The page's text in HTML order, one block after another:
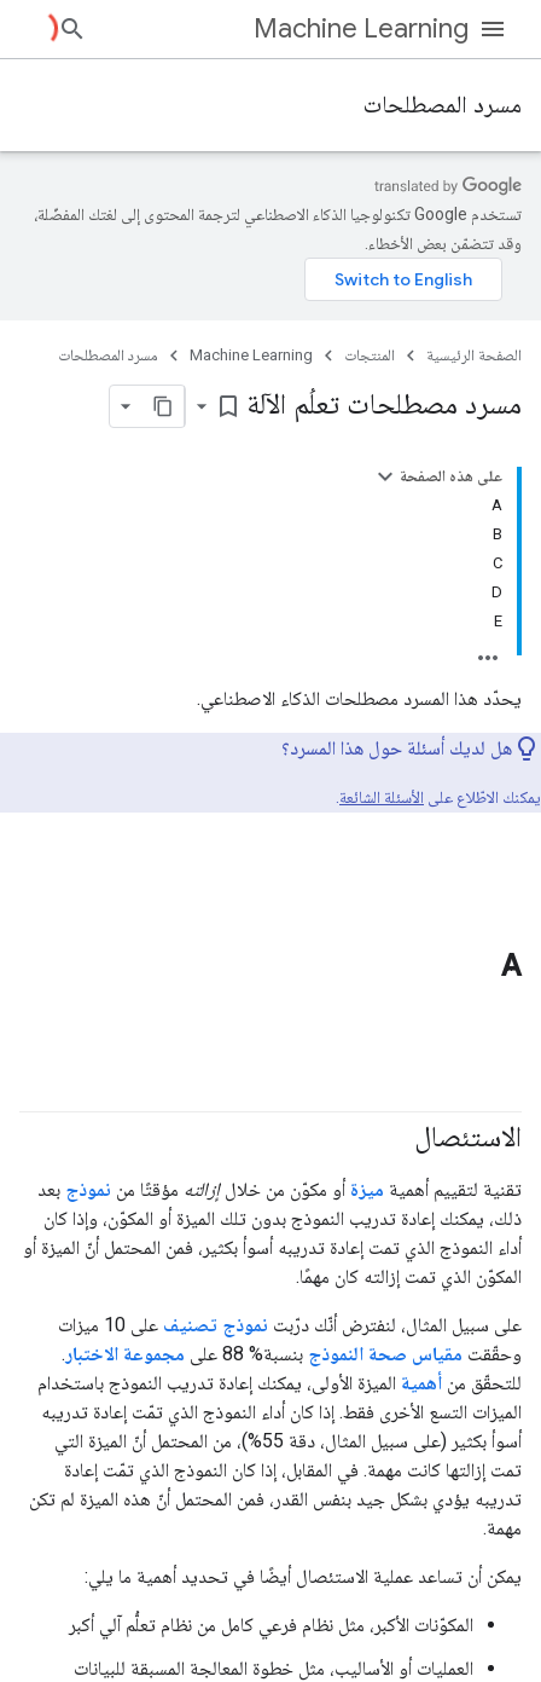
Machine Learning
مسرد المصطلحات
تستخدم Google تكنولوجيا الذكاء الاصطناعي لترجمة المحتوى إلى لغتك المفضّلة،
وقد تتضمّن بعض الأخطاء.
الصفحة الرئيسية المنتجات Machine Learning مسرد المصطلحات
مسرد مصطلحات تعلُم الآلة bookmark_border
على هذه الصفحة
A
B
C
D
E
يحدّد هذا المسرد مصطلحات الذكاء الاصطناعي.
هل لديك أسئلة حول هذا المسرد؟
يمكنك الاطّلاع على الأسئلة الشائعة
A
الاستئصال
تقنية لتقييم أهمية ميزة أو مكوّن من خلالإزالته مؤقتًا من نموذج بعد
ذلك، يمكنك إعادة تدريب النموذج بدون تلك الميزة أو المكوّن، وإذا كان
أداء النموذج الذي تمت إعادة تدريبه أسوأ بكثير، فمن المحتمل أنّ الميزة أو
المكوّن الذي تمت إزالته كان مهمًا.
على سبيل المثال، لنفترض أنّك درّبت نموذج تصنيف
على 10 ميزات
وحقّقت مقياس صحة النموذج بنسبة% 88 على مجموعة الاختبار .
للتحقّق من أهمية الميزة الأولى، يمكنك إعادة تدريب النموذج باستخدام
الميزات التسع الأخرى فقط. إذا كان أداء النموذج الذي تمّت إعادة تدريبه
أسوأ بكثير (على سبيل المثال، دقة 55%)، من المحتمل أنّ الميزة التي
تمت إزالتها كانت مهمة. في المقابل، إذا كان النموذج الذي تمّت إعادة
تدريبه يؤدي بشكل جيد بنفس القدر، فمن المحتمل أنّ هذه الميزة لم تكن
مهمة.
يمكن أن تساعد عملية الاستئصال أيضًا في تحديد أهمية ما يلي:
المكوّنات الأكبر، مثل نظام فرعي كامل من نظام تعلُّم آلي أكبر
العمليات أو الأساليب، مثل خطوة المعالجة المسبقة للبيانات